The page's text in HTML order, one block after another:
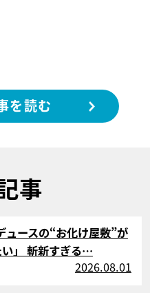
を読む
事
ュースの“お化け屋敷”が
い」 斬新すぎる…
2026.08.01